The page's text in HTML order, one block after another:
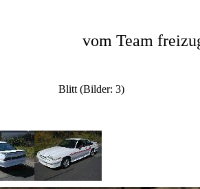
vom Team
Blitt (Bilder: 3)